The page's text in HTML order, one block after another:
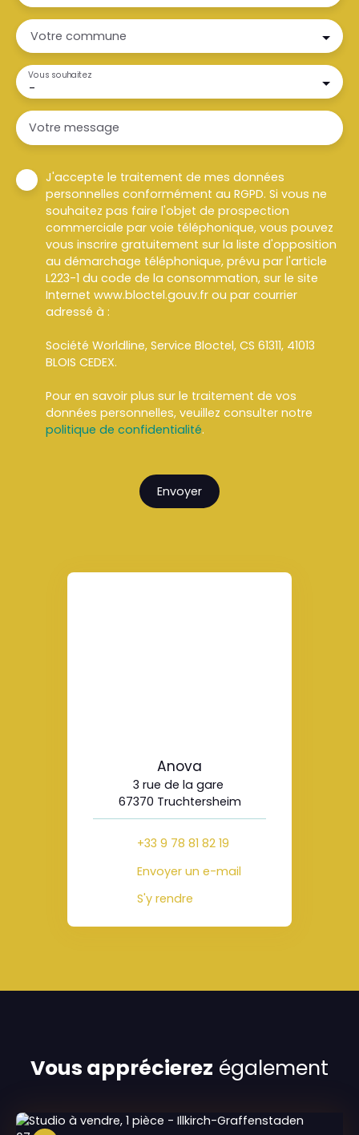
Votre commune
-
Vous souhaitez
Votre message
J'accepte le traitement de mes données
personnelles conformément au RGPD. Si vous ne
souhaitez pas faire l'objet de prospection
commerciale par voie téléphonique, vous pouvez
vous inscrire gratuitement sur la liste d'opposition
au démarchage téléphonique, prévu par l'article
L223-1 du code de la consommation, sur le site
Internet www.bloctel.gouv.fr ou par courrier
adressé à :
Société Worldline, Service Bloctel, CS 61311, 41013
BLOIS CEDEX.
Pour en savoir plus sur le traitement de vos
données personnelles, veuillez consulter notre
politique de confidentialité.
Envoyer
Anova
3 rue de la gare
67370 Truchtersheim
+33 9 78 81 82 19
Envoyer un e-mail
S'y rendre
Vous apprécierez également